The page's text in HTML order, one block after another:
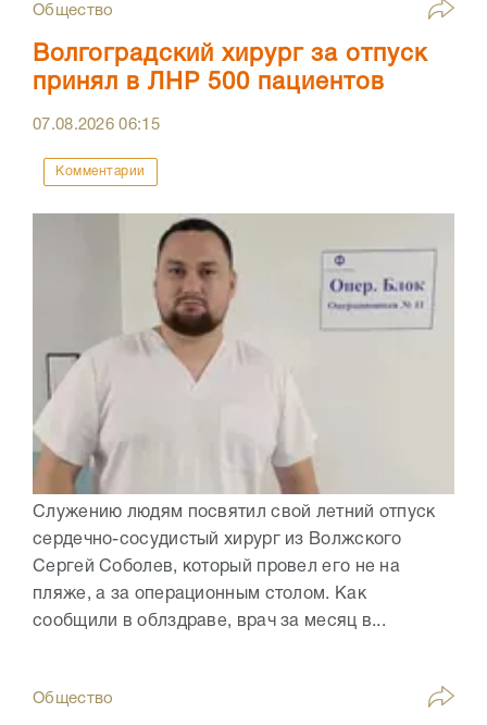
Общество
Волгоградский хирург за отпуск
принял в ЛНР 500 пациентов
07.08.202606:15
Комментарии
Служению людям посвятил свой летний отпуск
сердечно-сосудистый хирург из Волжского
Сергей Соболев, который провел его не на
пляже, а за операционным столом. Как
сообщили в облздраве, врач за месяц в...
Общество